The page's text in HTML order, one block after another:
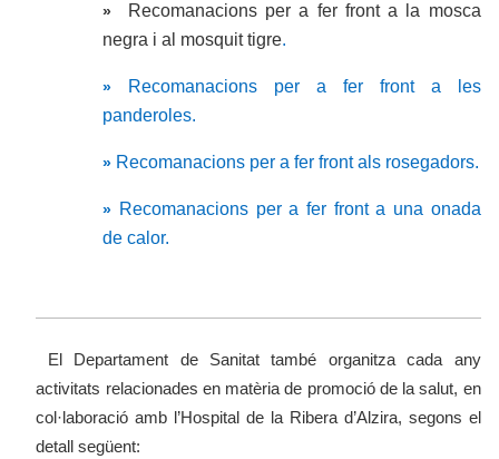
»
Recomanacions per a fer front a la mosca
negra i al mosquit tigre.
»
Recomanacions per a fer front a les
panderoles.
» Recomanacions per a fer front als rosegadors.
» Recomanacions per a fer front a una onada
de calor.
El Departament de Sanitat també organitza cada any
activitats relacionades en matèria de promoció de la salut, en
col·laboració amb l’Hospital de la Ribera d’Alzira, segons el
detall següent: